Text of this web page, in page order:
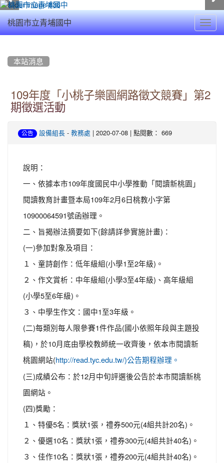
桃園市立青埔國中
本站消息
109年度「小桃子樂園網路徵文競賽」第2
期徵選活動
公告 設備組長 - 教務處 | 2020-07-08 | 點閱數： 669
說明：
一、依據本市109年度國民中小學推動「閱讀新桃園」
閱讀教育計畫暨本局109年2月6日桃教小字第
10900064591號函辦理。
二、旨揭辦法摘要如下(餘請詳參實施計畫)：
(一)參加對象及項目：
１、童詩創作：低年級組(小學1至2年級)。
２、作文賞析：中年級組(小學3至4年級)、高年級組
(小學5至6年級)。
３、中學生作文：國中1至3年級。
(二)每類別每人限參賽1件作品(國小依照年段與主題投
稿)，於10月底由學校教師統一收齊後，依本市閱讀新
桃園網站( http://read.tyc.edu.tw/)公告期程辦理。
(三)成績公布：於12月中旬評選後公告於本市閱讀新桃
園網站。
(四)獎勵：
１、特優5名：獎狀1張，禮券500元(4組共計20名)。
２、優選10名：獎狀1張，禮券300元(4組共計40名)。
３、佳作10名：獎狀1張，禮券200元(4組共計40名)。